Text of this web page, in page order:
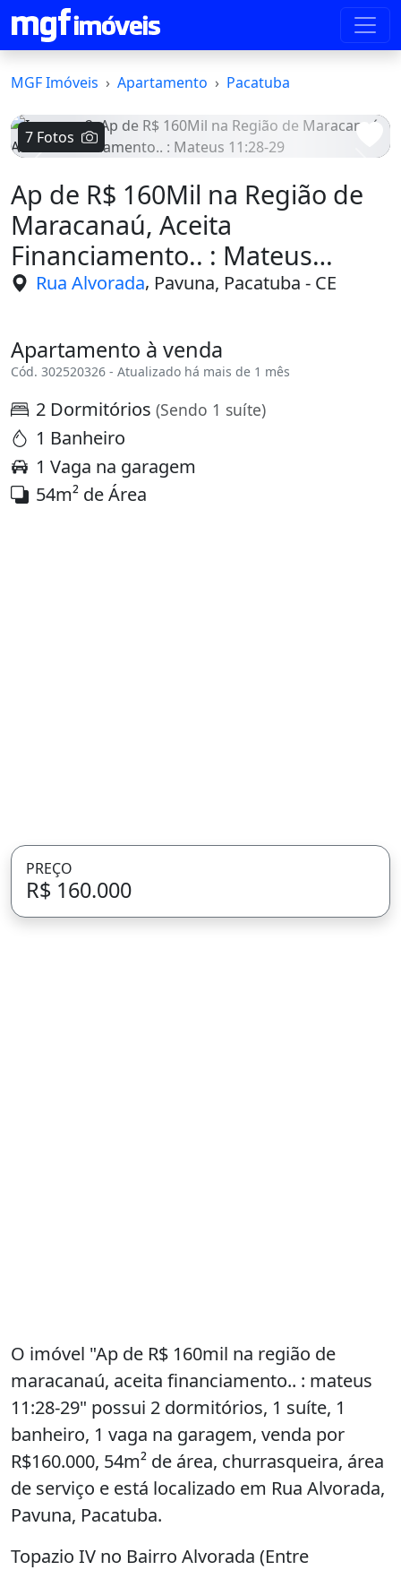
MGF Imóveis Apartamento Pacatuba
7 Fotos
Ap de R$ 160Mil na Região de
Maracanaú, Aceita
Financiamento.. : Mateus
11:28-29
Rua Alvorada, Pavuna, Pacatuba - CE
Apartamento à venda
Cód. 302520326 - Atualizado há mais de 1 mês
2 Dormitórios (Sendo 1 suíte)
1 Banheiro
1 Vaga na garagem
54m² de Área
PREÇO
R$ 160.000
O imóvel "Ap de R$ 160mil na região de
maracanaú, aceita financiamento.. : mateus
11:28-29" possui 2 dormitórios, 1 suíte, 1
banheiro, 1 vaga na garagem, venda por
R$160.000, 54m² de área, churrasqueira, área
de serviço e está localizado em Rua Alvorada,
Pavuna, Pacatuba.
Topazio IV no Bairro Alvorada (Entre